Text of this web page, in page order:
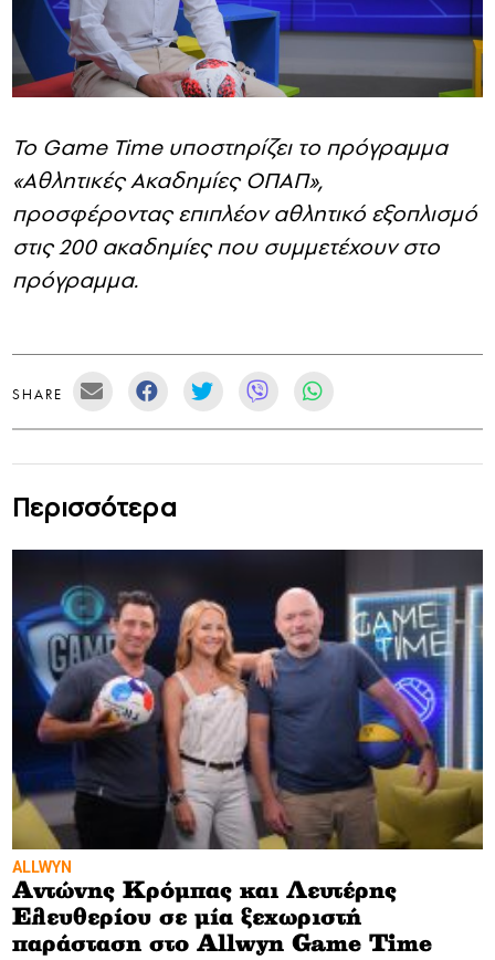
Το Game Timeυποστηρίζει το πρόγραμμα
«Αθλητικές Ακαδημίες ΟΠΑΠ»,
προσφέροντας επιπλέον αθλητικό εξοπλισμό
στις 200 ακαδημίες που συμμετέχουν στο
πρόγραμμα.
SHARE
Περισσότερα
ALLWYN
Αντώνης Κρόμπας και Λευτέρης
Ελευθερίου σε μία ξεχωριστή
παράσταση στο Allwyn Game Time